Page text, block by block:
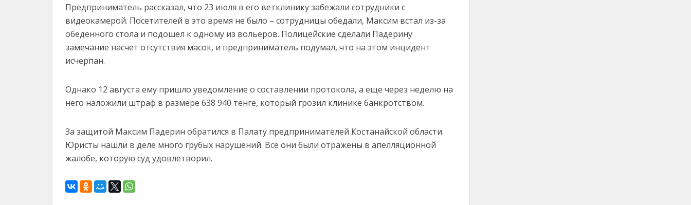
Предприниматель рассказал, что 23 июля в его ветклинику забежали сотрудники с
видеокамерой. Посетителей в это время не было – сотрудницы обедали, Максим встал из-за
обеденного стола и подошел к одному из вольеров. Полицейские сделали Падерину
замечание насчет отсутствия масок, и предприниматель подумал, что на этом инцидент
исчерпан.
Однако 12 августа ему пришло уведомление о составлении протокола, а еще через неделю на
него наложили штраф в размере 638 940 тенге, который грозил клинике банкротством.
За защитой Максим Падерин обратился в Палату предпринимателей Костанайской области.
Юристы нашли в деле много грубых нарушений. Все они были отражены в апелляционной
жалобе, которую суд удовлетворил.